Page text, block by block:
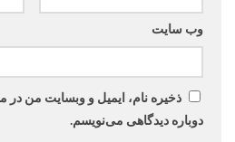
وب‌ سایت
ذخیره نام، ایمیل و وبسایت من در
دوباره دیدگاهی می‌نویسم.